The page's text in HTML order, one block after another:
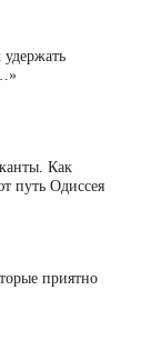
Как
путь Одиссея
приятно